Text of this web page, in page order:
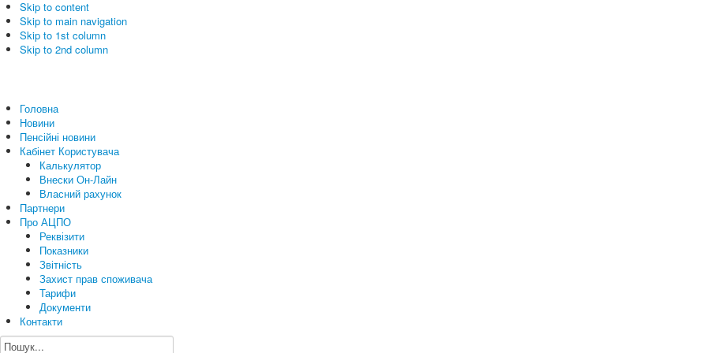
Skip to content
Skip to main navigation
Skip to 1st column
Skip to 2nd column
Головна
Новини
Пенсійні новини
Кабінет Користувача
Калькулятор
Внески Он-Лайн
Власний рахунок
Партнери
Про АЦПО
Реквізити
Показники
Звітність
Захист прав споживача
Тарифи
Документи
Контакти